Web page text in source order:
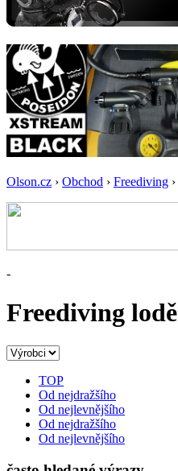
Olson.cz › Obchod › Freediving ›
-
Freediving lodě
TOP
Od nejdražšího
Od nejlevnějšího
Od nejdražšího
Od nejlevnějšího